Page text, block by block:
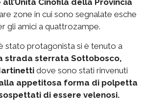
all’Unità Cinofila della Provincia
zone in cui sono segnalate esche
gli amici a quattrozampe.
stato protagonista si è tenuto a
strada sterrata Sottobosco,
dove sono stati rinvenuti
appetitosa forma di polpetta
di essere velenosi.